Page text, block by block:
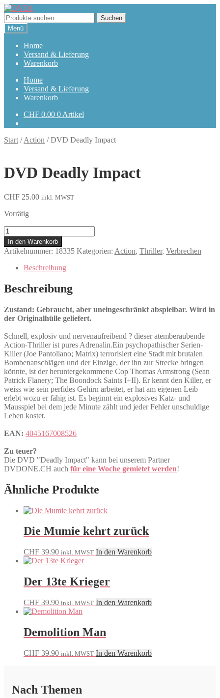
Zur
Navigation
springen
Zum
Inhalt
springen
Suchen
nach:
Suchen
Menü
Home
Versand & Lieferung
Warenkorb
Home
Versand & Lieferung
Warenkorb
CHF 0.00 0 Artikel
Start /Action /DVD Deadly Impact
DVD Deadly Impact
CHF 25.00 inkl. MWST
Vorrätig
Deadly
Impact
Menge
In den Warenkorb
Artikelnummer: 18335 Kategorien: Action, Thriller, Verbrechen
Beschreibung
Beschreibung
Zustand: Gebraucht, aber uneingeschränkt abspielbar. Wird in
der Originalhülle geliefert.
Schnell, explosiv und nervenaufreibend ? dieser atemberaubende
Action-Thriller ist pures Adrenalin.Ein psychopathischer Serien-
Killer (Joe Pantoliano; Matrix) terrorisiert eine Stadt mit brutalen
Bombenanschlägen und der Einzige, der ihn zur Strecke bringen
könnte, ist der heruntergekommene Cop Thomas Armstrong (Sean
Patrick Flanery; The Boondock Saints I+II). Er kennt den Killer, er
weiss wie sein perfides Gehirn arbeitet, er hat am eigenen Leib
erlebt wozu er fähig ist. Es beginnt ein explosives Katz- und
Mausspiel bei dem jede Minute zählt und jeder Fehler unschuldige
Leben kostet.
EAN: 4045167008526
Zu teuer?
Die DVD "Deadly Impact" kann bei unserem Partner
DVDONE.CH auch für eine Woche gemietet werden!
Ähnliche Produkte
Die Mumie kehrt zurück
CHF 39.90 inkl. MWST In den Warenkorb
Der 13te Krieger
CHF 39.90 inkl. MWST In den Warenkorb
Demolition Man
CHF 39.90 inkl. MWST In den Warenkorb
Nach Themen